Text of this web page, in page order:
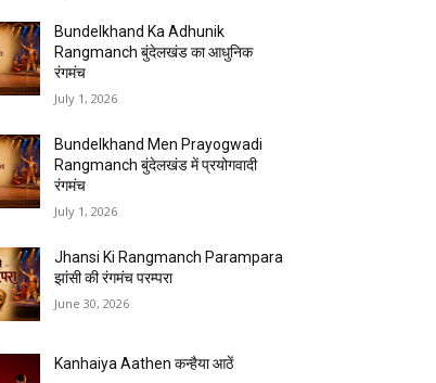
Bundelkhand Ka Adhunik
Rangmanch बुंदेलखंड का आधुनिक
रंगमंच
July 1, 2026
Bundelkhand Men Prayogwadi
Rangmanch बुंदेलखंड में प्रयोगवादी
रंगमंच
July 1, 2026
Jhansi Ki Rangmanch Parampara
झांसी की रंगमंच परम्परा
June 30, 2026
Kanhaiya Aathen कन्हैया आठें